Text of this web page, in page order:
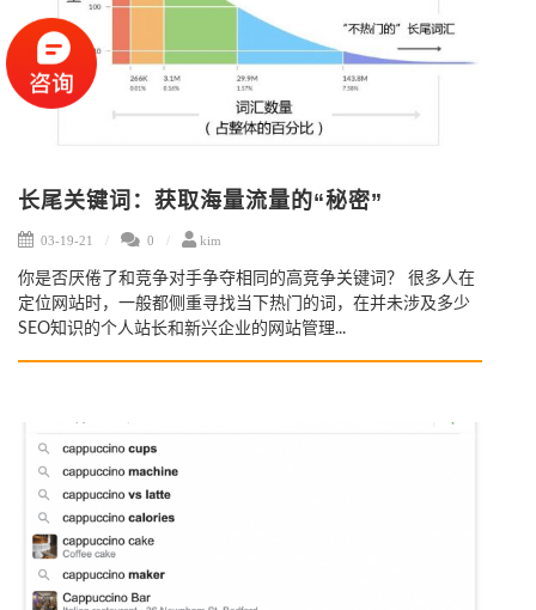
长尾关键词：获取海量流量的“秘密”
03-19-21 0 kim
你是否厌倦了和竞争对手争夺相同的高竞争关键词？ 很多人在
定位网站时，一般都侧重寻找当下热门的词，在并未涉及多少
SEO知识的个人站长和新兴企业的网站管理...